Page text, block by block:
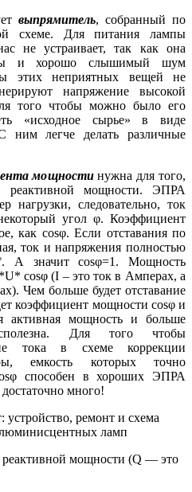
выпрямитель, собранный по
схеме. Для питания лампы
не устраивает, так как она
и хорошо слышимый шум
этих неприятных вещей не
напряжение высокой
того чтобы можно было его
«исходное сырье» в виде
ним легче делать различные
мощностинужна для того,
реактивной мощности. ЭПРА
нагрузки, следовательно, ток
угол φ. Коэффициент
как cosφ. Если отставания по
ток и напряжения полностью
А значит cosφ=1. Мощность
cosφ (I – это ток в Амперах, а
Чем больше будет отставание
коэффициент мощности cosφ и
активная мощность и больше
Для того чтобы
тока в схеме коррекции
емкость которых точно
способен в хороших ЭПРА
много!
мощности (Q — это